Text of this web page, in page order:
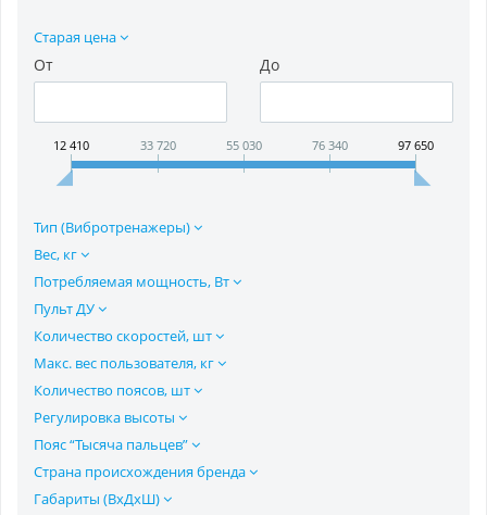
Старая цена
От До
12 410 33 720 55 030 76 340 97 650
Тип (Вибротренажеры)
Вес, кг
Потребляемая мощность, Вт
Пульт ДУ
Количество скоростей, шт
Макс. вес пользователя, кг
Количество поясов, шт
Регулировка высоты
Пояс “Тысяча пальцев”
Страна происхождения бренда
Габариты (ВхДхШ)